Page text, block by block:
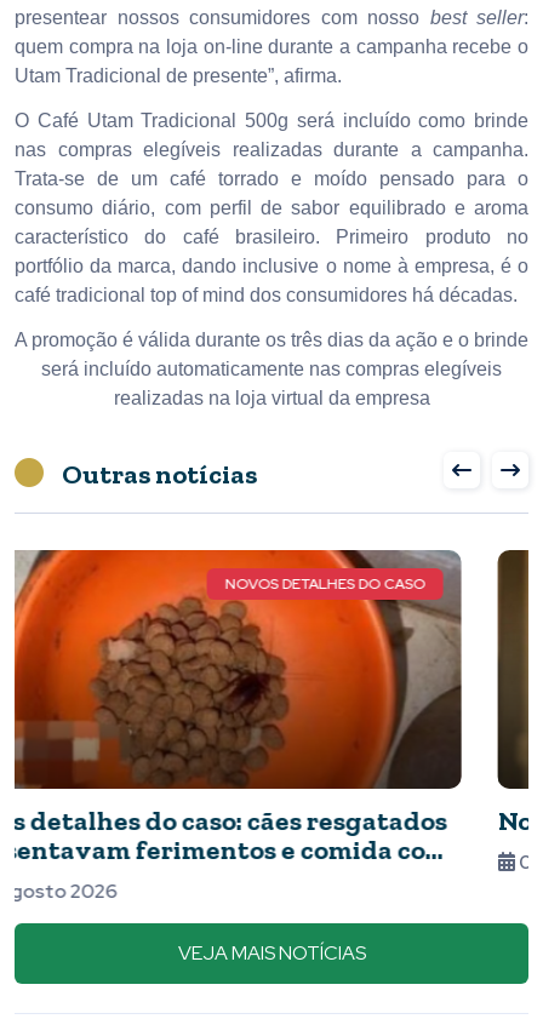
presentear nossos consumidores com nosso best seller:
quem compra na loja on-line durante a campanha recebe o
Utam Tradicional de presente”, afirma.
O Café Utam Tradicional 500g será incluído como brinde
nas compras elegíveis realizadas durante a campanha.
Trata-se de um café torrado e moído pensado para o
consumo diário, com perfil de sabor equilibrado e aroma
característico do café brasileiro. Primeiro produto no
portfólio da marca, dando inclusive o nome à empresa, é o
café tradicional top of mind dos consumidores há décadas.
A promoção é válida durante os três dias da ação e o brinde
será incluído automaticamente nas compras elegíveis
realizadas na loja virtual da empresa
Outras notícias
QUERIDA MARIA LUIZA DE FARIA
Nota de Pesar
06 Agosto 2026
VEJA MAIS NOTÍCIAS